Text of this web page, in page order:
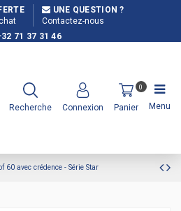
UNE QUESTION ?
Contactez-nous
71 37 31 46
Recherche Connexion
0
Panier Menu
60 avec crédence - Série Star